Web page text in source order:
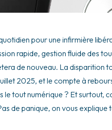
pour une infirmière
rapide, gestion fluide des
de nouveau. La disparition
2025, et le compte à
le tout numérique ? Et surtout,
de panique, on vous explique